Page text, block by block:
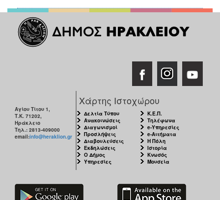
Αγίου Τίτου 1,
Τ.Κ. 71202,
Ηράκλειο
Τηλ.: 2813-409000
email:info@heraklion.gr
Χάρτης Ιστοχώρου
Δελτία Τύπου
Ανακοινώσεις
Διαγωνισμοί
Προσλήψεις
Διαβουλεύσεις
Εκδηλώσεις
Ο Δήμος
Υπηρεσίες
Κ.Ε.Π.
Τηλέφωνα
e-Υπηρεσίες
e-Αιτήματα
Η Πόλη
Ιστορία
Κνωσός
Μουσεία